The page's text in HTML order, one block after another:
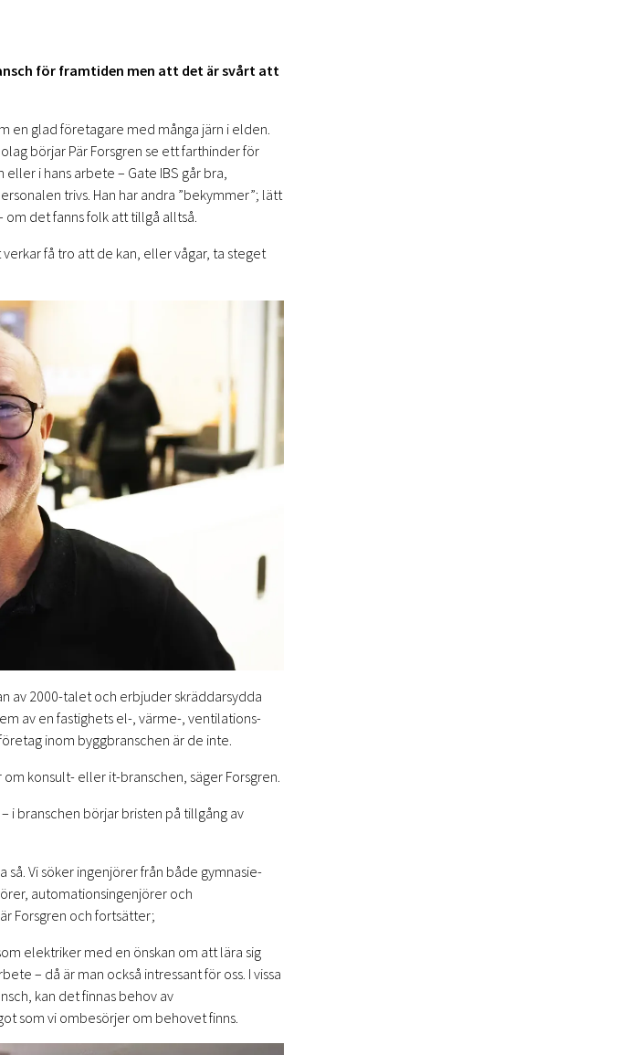
för framtiden men att det är svårt att
en glad företagare med många järn i elden.
börjar Pär Forsgren se ett farthinder för
i hans arbete – Gate IBS går bra,
trivs. Han har andra ”bekymmer”; lätt
om det fanns folk att tillgå alltså.
få tro att de kan, eller vågar, ta steget
av 2000-talet och erbjuder skräddarsydda
av en fastighets el-, värme-, ventilations-
inom byggbranschen är de inte.
konsult- eller it-branschen, säger Forsgren.
i branschen börjar bristen på tillgång av
Vi söker ingenjörer från både gymnasie-
automationsingenjörer och
Forsgren och fortsätter;
elektriker med en önskan om att lära sig
– då är man också intressant för oss. I vissa
kan det finnas behov av
som vi ombesörjer om behovet finns.